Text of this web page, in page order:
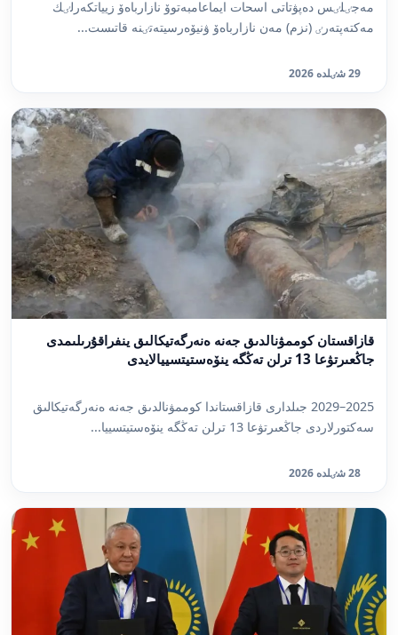
مەجٸلٸس دەپۋتاتى اسحات ايماعامبەتوۆ نازارباەۆ زيياتكەرلٸك
مەكتەپتەرٸ (نزم) مەن نازارباەۆ ۋنيۆەرسيتەتٸنە قاتىست...
29 شٸلدە 2026
قازاقستان كوممۋنالدىق جەنە ەنەرگەتيكالىق ينفراقۇرىلىمدى
جاڭعىرتۋعا 13 ترلن تەڭگە ينۆەستيتسييالايدى
2025–2029 جىلدارى قازاقستاندا كوممۋنالدىق جەنە ەنەرگەتيكالىق
سەكتورلاردى جاڭعىرتۋعا 13 ترلن تەڭگە ينۆەستيتسييا...
28 شٸلدە 2026